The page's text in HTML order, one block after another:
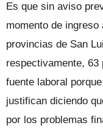
Es que sin aviso
momento de
provincias de San
respectivamente,
fuente laboral
justifican diciendo
por los problemas